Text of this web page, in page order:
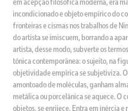
incondicionado e objeto empírico do
fronteiras e cismas nos trabalhos de
do artista se imiscuem, borrando a
artista, desse modo, subverte os
tônica contemporânea: o sujeito, na
objetividade empírica se subjetiviza.
amontoado de moléculas, ganham
metálica ou porcelânica se aquece. O
objetos, se enrijece. Entra em inércia e